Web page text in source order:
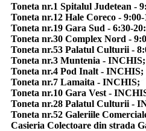
Toneta nr.1 Spitalul Judetean -
Toneta nr.12 Hale Coreco - 9:00-
Toneta nr.19 Gara Sud - 6:30-
Toneta nr.30 Complex Nord -
Toneta nr.53 Palatul Culturii -
Toneta nr.3 Muntenia - INCHIS;
Toneta nr.4 Pod Inalt - INCHIS;
Toneta nr.7 Lamaita - INCHIS;
Toneta nr.10 Gara Vest -
Toneta nr.28 Palatul Culturii -
Toneta nr.52 Galeriile
Casieria Colectoare din strada